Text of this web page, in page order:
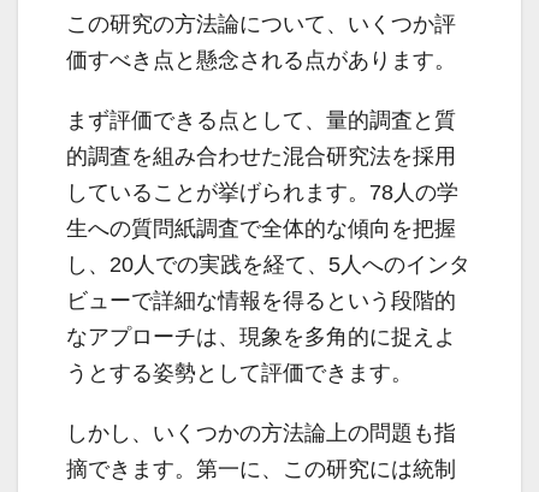
この研究の方法論について、いくつか評
価すべき点と懸念される点があります。
まず評価できる点として、量的調査と質
的調査を組み合わせた混合研究法を採用
していることが挙げられます。78人の学
生への質問紙調査で全体的な傾向を把握
し、20人での実践を経て、5人へのインタ
ビューで詳細な情報を得るという段階的
なアプローチは、現象を多角的に捉えよ
うとする姿勢として評価できます。
しかし、いくつかの方法論上の問題も指
摘できます。第一に、この研究には統制